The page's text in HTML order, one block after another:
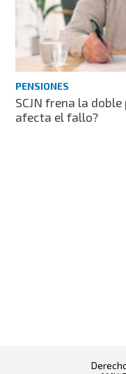
PENSIONES
SCJN frena la
afecta el fallo?